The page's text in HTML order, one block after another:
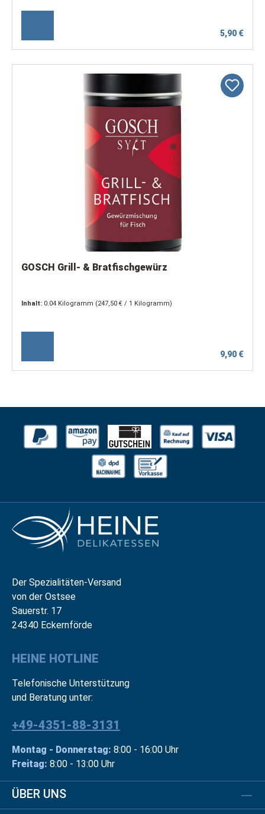
5,90 €
GOSCH Grill- & Bratfischgewürz
Inhalt: 0.04 Kilogramm (247,50 € / 1 Kilogramm)
9,90 €
Der Spezialitäten-Versand
von der Ostsee
Sauerstr. 17
24340 Eckernförde
HEINE HOTLINE
Telefonische Unterstützung
und Beratung unter:
+49-4351-88-3131
Montag - Donnerstag: 8:00 - 16:00 Uhr
Freitag: 8:00 - 13:00 Uhr
ÜBER UNS